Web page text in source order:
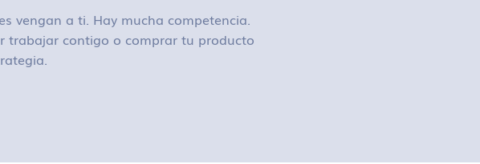
vengan a ti. Hay mucha competencia.
trabajar contigo o comprar tu producto